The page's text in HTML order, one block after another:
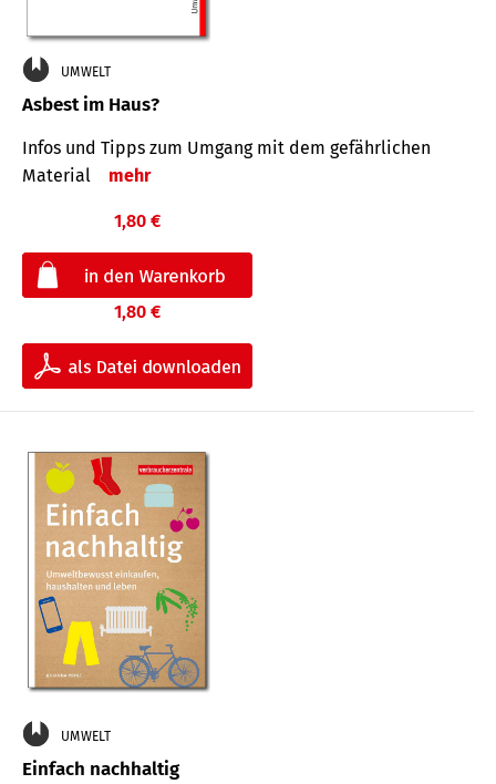
UMWELT
Asbest im Haus?
Infos und Tipps zum Um­gang mit dem ge­fähr­lichen
Mate­rial
mehr
1,80 €
1,80 €
UMWELT
Einfach nachhaltig